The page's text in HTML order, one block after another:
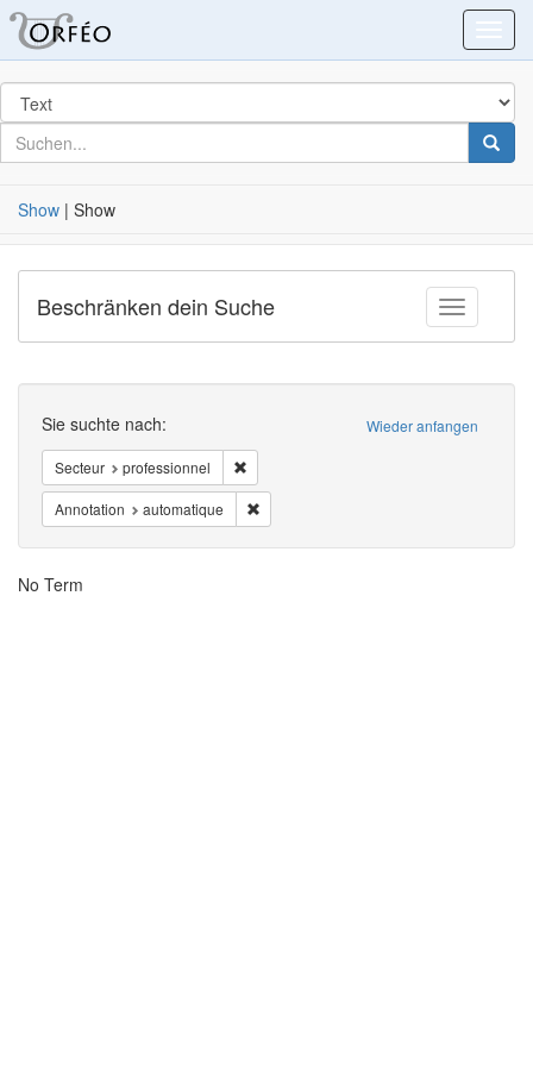
Suchen
in
für
suchen
nach
Show | Show
Toggle
Beschränken dein Suche
Suchen Wieder anfangen
Sie suchte nach:
Secteur professionnel
Annotation automatique
Suchergebnisse
No Term